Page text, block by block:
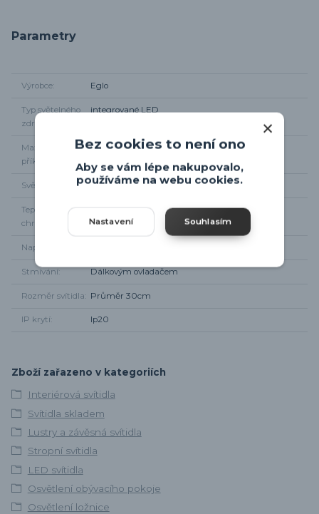
Parametry
Výrobce Eglo
Typ světelného
zdroje
integrované LED
Maximální
příkon
max 18W
Světelný tok max 1900lm
Teplota
chromatičnosti
2700K - 6500K
Napájení
Stmívání Dálkovým ovladačem
Rozměr svítidla Průměr 30cm
IP krytí Ip20
Zboží zařazeno v kategoriích
Interiérová svítidla
Svítidla skladem
Lustry a závěsná svítidla
Stropní svítidla
LED svítidla
Osvětlení obývacího pokoje
Osvětlení ložnice
Bez cookies to není ono
Aby se vám lépe nakupovalo,
používáme na webu cookies.
Nastavení Souhlasím